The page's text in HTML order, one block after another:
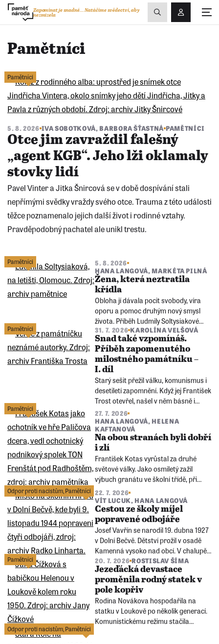
Přihlášení/
Zapomínat je snadné...Natáčíme svědectví, aby
nezmizela
Zobrazit
vyhledávání
Pamětníci
Pamětníci
5. 8. 2026 IVA SOBOTKOVÁ, BARBORA ŠŤASTNÁ PAMĚTNÍCI
Otce jim zavraždil falešný
„agent KGB“. Jeho lži oklamaly
stovky lidí
Pavel Vinter a Jitka Šnircová se v době dospívání stali
nepřímými svědky vraždy svého otce. Trauma z této události
těžce poznamenalo jejich další život i rodinné vztahy.
Pravděpodobný pachatel ale unikl trestu.
Pamětníci
5. 8. 2026
HANA LANGOVÁ, MARKÉTA PILNÁ
Žena, která neztratila
křídla
Obloha jí dávala pocit svobody, víra
oporu a pomoc druhým nový smysl
života. Příběh Ludmily Soltysiakové
ukazuje, že věk nemusí bránit novým
výzvám, radosti ani touze být užitečná.
Pamětníci 31. 7. 2026 KAROLÍNA VELŠOVÁ
Snad také vzpomínáš.
Příběh zapomenutého
milostného památníku –
I. díl
Starý sešit přežil válku, komunismus i
desetiletí zapomnění. Když jej František
Trost otevřel, našel v něm básně i
příběh, který téměř zmizel z rodinné
paměti. Může po více než osmdesáti
letech několik stránek papíru
prozradit, kdo byla jejich autorka?
Pamětníci
27. 7. 2026
HANA LANGOVÁ, HELENA
KAFTANOVÁ
Na obou stranách byli dobří
i zlí
František Kotas vyrůstal za druhé
světové války. Jako osmiletý zažil
výbuch granátu ve školní třídě, při
němž zemřeli tři spolužáci. Později se
stal svědkem násilí provázejícího
osvobození a poválečné účtování s
Němci.
Odpor proti nacistům,Pamětníci 22. 7. 2026
VÍT LUCUK, HANA LANGOVÁ
Cestou ze školy míjel
popravené odbojáře
Josef Vavřín se narodil 19. dubna 1927
v Dolní Bečvě. Dětství prožil v osadě
Kamenná vysoko nad obcí. V chalupě
bez elektřiny a tekoucí vody se svítilo
petrolejkou, voda se nosila z potoka a
cesta do školy znamenala několik
kilometrů chůze lesem.
Pamětníci 20. 7. 2026 ROSTISLAV ŠÍMA
Jezeďácká devastace
proměnila rodný statek v
pole kopřiv
Rodina Novákova hospodařila na
statku v Loukově po několik generací.
Komunistickému režimu stačila
Odpor proti nacistům,Pamětníci
stránka